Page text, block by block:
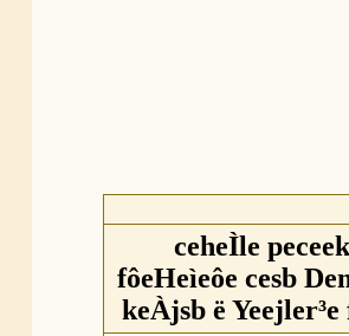
ceheÌle
fôeHeìeôe cesb
keÀjsb ë